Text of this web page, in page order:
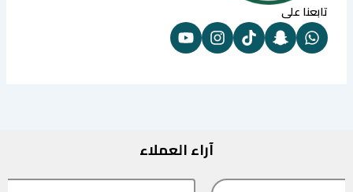
تابعنا على
آراء العملاء